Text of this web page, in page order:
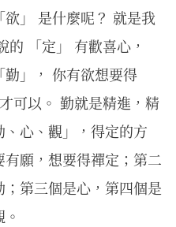
」 是什麼呢？ 就是我
「定」 有歡喜心，
勤」， 你有欲想要得
可以。 勤就是精進，精
心、觀」，得定的方
願，想要得禪定；第二
第三個是心，第四個是